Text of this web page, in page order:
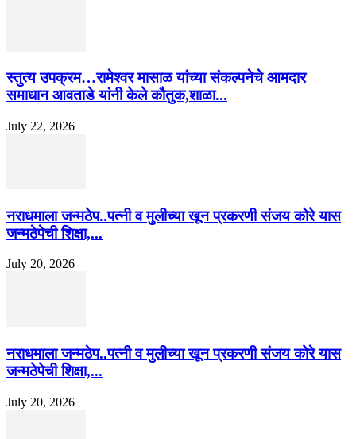
स्तुत्य उपक्रम…रामेश्वर मासाळ यांच्या संकल्पनेचे आमदार
समाधान आवताडे यांनी केले कौतुक,शाळा...
July 22, 2026
नराधमाला जन्मठेप..पत्नी व मुलीच्या खून प्रकरणी संजय कोरे यास
जन्मठेपेची शिक्षा,...
July 20, 2026
नराधमाला जन्मठेप..पत्नी व मुलीच्या खून प्रकरणी संजय कोरे यास
जन्मठेपेची शिक्षा,...
July 20, 2026